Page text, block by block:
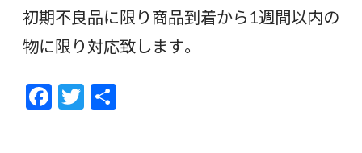
初期不良品に限り商品到着から1週間以内の
物に限り対応致します。
F
ac
T
w